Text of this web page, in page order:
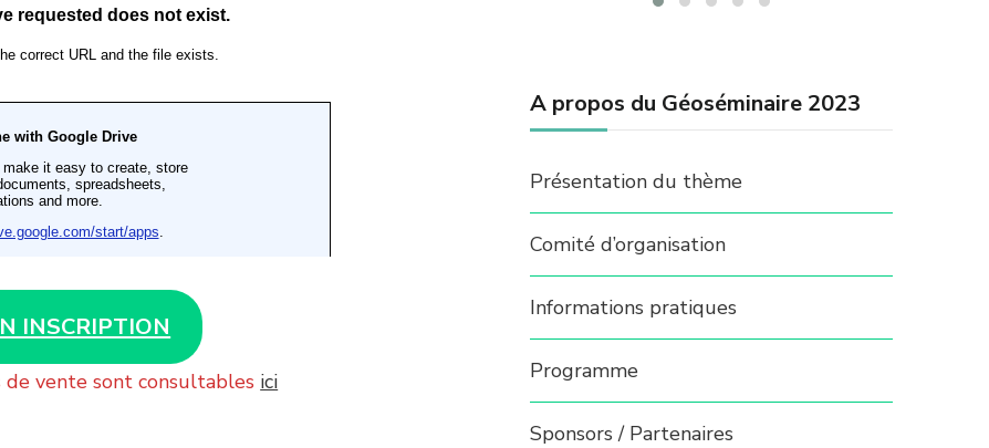
INSCRIPTION
de vente sont consultables ici
A propos du Géoséminaire 2023
Présentation du thème
Comité d’organisation
Informations pratiques
Programme
Sponsors / Partenaires